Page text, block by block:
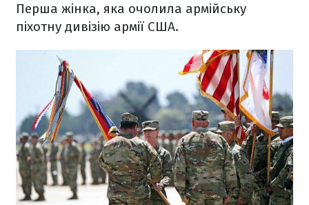
Перша жінка, яка очолила армійську
піхотну дивізію армії США.